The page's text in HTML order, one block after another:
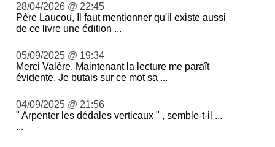
28/04/2026 @ 22:45
Père Laucou, Il faut mentionner qu'il existe aussi
de ce livre une édition ...
05/09/2025 @ 19:34
Merci Valère. Maintenant la lecture me paraît
évidente. Je butais sur ce mot sa ...
04/09/2025 @ 21:56
" Arpenter les dédales verticaux " , semble-t-il ...
...